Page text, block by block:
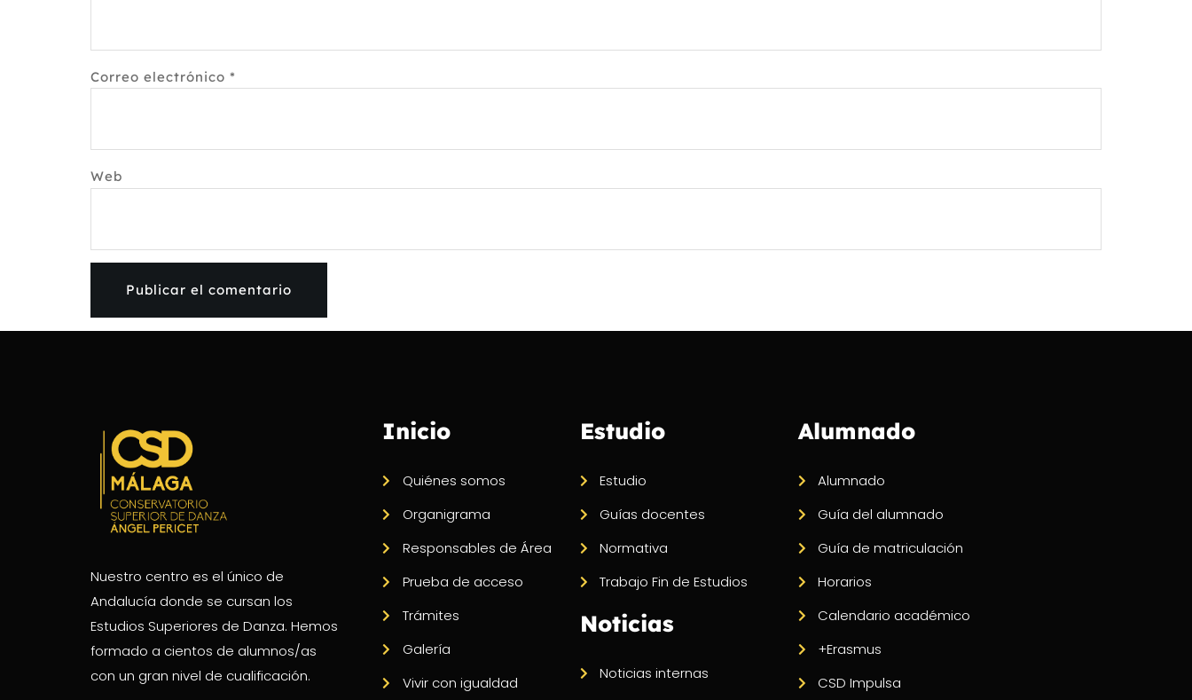
Correo electrónico *
Web
Nuestro centro es el único de
Andalucía donde se cursan los
Estudios Superiores de Danza. Hemos
formado a cientos de alumnos/as
con un gran nivel de cualificación.
Inicio
Quiénes somos
Organigrama
Responsables de Área
Prueba de acceso
Trámites
Galería
Vivir con igualdad
Estudio
Estudio
Guías docentes
Normativa
Trabajo Fin de Estudios
Noticias
Noticias internas
Alumnado
Alumnado
Guía del alumnado
Guía de matriculación
Horarios
Calendario académico
+Erasmus
CSD Impulsa